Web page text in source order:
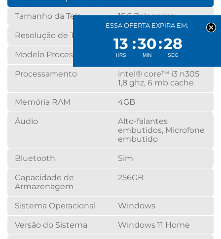
Tamanho da Tela
15.6 Polegadas
Resolução de Tela
Modelo Processador Intel® Core i3
Processamento
intel® core™ i3 n305
1,8 ghz, 6 mb cache
Memória RAM 4GB
Áudio
Alto-falantes
embutidos, Microfone
embutido
Bluetooth Sim
Capacidade de
Armazenagem
256GB
Sistema Operacional Windows
Versão do Sistema Windows 11 Home
ESSA OFERTA EXPIRA EM:
13 30 28